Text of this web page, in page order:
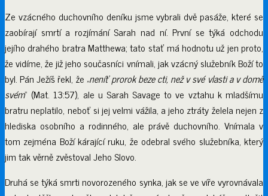
Ze vzácného duchovního deníku jsme vybrali dvě pasáže, které se
zaobírají smrtí a rozjímání Sarah nad ní. První se týká odchodu
jejího drahého bratra Matthewa; tato stať má hodnotu už jen proto,
že vidíme, že již jeho současníci vnímali, jak vzácný služebník Boží to
byl. Pán Ježíš řekl, že „neníť prorok beze cti, než v své vlasti a v domě
svém“ (Mat. 13:57), ale u Sarah Savage to ve vztahu k mladšímu
bratru neplatilo, neboť si jej velmi vážila, a jeho ztráty želela nejen z
hlediska osobního a rodinného, ale právě duchovního. Vnímala v
tom zejména Boží kárající ruku, že odebral svého služebníka, který
jim tak věrně zvěstoval Jeho Slovo.
Druhá se týká smrti novorozeného synka, jak se ve víře vyrovnávala